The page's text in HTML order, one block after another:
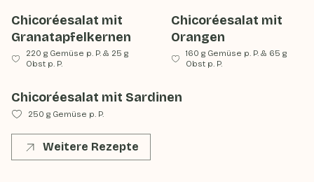
Chicoréesalat mit
Granatapfelkernen
220 g Gemüse p. P. & 25 g
Obst p. P.
Chicoréesalat mit
Orangen
160 g Gemüse p. P. & 65 g
Obst p. P.
Chicoréesalat mit Sardinen
250 g Gemüse p. P.
Weitere Rezepte